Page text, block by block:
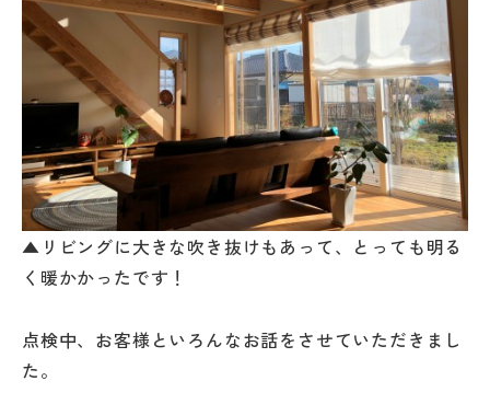
▲リビングに大きな吹き抜けもあって、とっても明る
く暖かかったです！
点検中、お客様といろんなお話をさせていただきまし
た。